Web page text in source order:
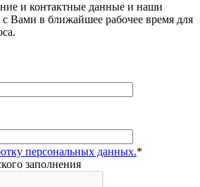
и контактные данные и наши
Вами в ближайшее рабочее время для
персональных данных.*
заполнения